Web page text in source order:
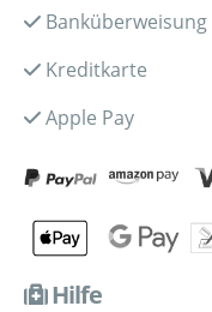
Banküberweisung
Kreditkarte
Apple Pay
Hilfe